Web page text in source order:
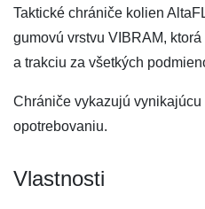
Taktické chrániče kolien
gumovú vrstvu VIBRAM,
a trakciu za všetkých
Chrániče vykazujú
opotrebovaniu.
Vlastnosti